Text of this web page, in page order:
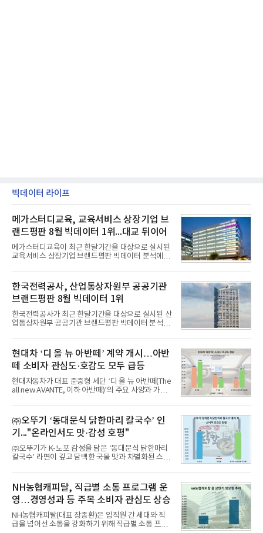
빅데이터 라이프
메가스터디교육, 교육서비스 상장기업 브
랜드평판 8월 빅데이터 1위...대교 뒤이어
메가스터디교육이 최근 한달기간을 대상으로 실시된
교육서비스 상장기업 브랜드평판 빅데이터 분석에서
일 한국기업평판연구소(소장 구창환)는 국내 교육서
비스 상장기업 브랜드를 대상으로 지난 7월 7일부터
8월 7일까지 수집된 소비자 빅데이터 10,074,233건
을 분석한 결과, 메가스터디교육이 브랜드평판지수
1,710,926을 기록하며 8월 1위에 올랐다고 밝혔다.
분석에 활용된 빅데이터는 지난 7월(9,491,206건) 대
비 6.14% 증가한 수치로, 교육서비스 상장기업 브랜
디교육, 대교, 디지
한국전력공사, 산업통상자원부 공공기관
브랜드평판 8월 빅데이터 1위
한국전력공사가 최근 한달기간을 대상으로 실시된 산
업통상자원부 공공기관 브랜드평판 빅데이터 분석에
이 순으로 뒤를 이었다.7일 한국기업평판연구소(소장
구창환)는 산업통상자원부 공공기관 41개 브랜드를
대상으로 지난 7월 7일부터 8월 7일까지 수집된 소비
자 빅데이터 91,102,549건을 분석한 결과, 한국전력
공사가 브랜드평판지수 10,670,633을 기록하며 8월
1위에 올랐다고 밝혔다. 분석에 활용된 빅데이터는 지
난 7월(88,893,823건) 대비 2.48% 증가한 수치다.연
수력원자력, 한국석
현대차 ‘디 올 뉴 아반떼’ 계약 개시…아반
떼 소비자 관심도·호감도 모두 급등
현대자동차가 대표 준중형 세단 ‘디 올 뉴 아반떼(The
all new AVANTE, 이하 아반떼)’의 주요 사양과 가격
떼는 6년 만에 선보이는 8세대 완전변경 모델로, ▲정
교한 선과 면을 중심으로 완성한 파격적인 디자인 ▲
과거 중형 세단 수준으로 확대된 차체 제원 ▲글로벌
최고 수준의 안전성 ▲성능과 효율을 동시에 높인 주
행 완성도 ▲첨단 편의 및 디지털 사양 적용 등을 통해
글로벌 준중형 세단의 새로운 기준을 세웠다.아반떼
는 가솔린 2.0과 1.6 하이브리드 두 가지 파워트레인
넘
㈜오뚜기 ‘동대문식 닭한마리 칼국수’ 인
기..."온라인서도 맛·감성 호평"
㈜오뚜기가 K-노포 감성을 담은 ‘동대문식 닭한마리
칼국수’ 라면이 깊고 담백한 국물 맛과 차별화된 스토
혔다.‘동대문식 닭한마리 칼국수’는 예상을 뛰어넘는
소비자 호응에 힘입어 지난 7월 13일 첫 선을 보인 지
단 18일 만에 누적 판매량 50만 개를 돌파하는 성과를
거두었다.이번 신제품은 개발진이 전국의 닭한마리
전문점을 직접 찾아 다니며 최적의 육수 비율을 완성
했다. 자극적이지 않으면서도 깊은 닭육수에 마늘의
개운한 풍미를 더했으며, 국물이 잘 배어들면서도 쫄
NH농협캐피탈, 직급별 소통 프로그램 운
영…경영성과 등 주목 소비자 관심도 상승
NH농협캐피탈(대표 장종환)은 임직원 간 세대와 직
급을 넘어선 소통을 강화하기 위해 직급별 소통 프로